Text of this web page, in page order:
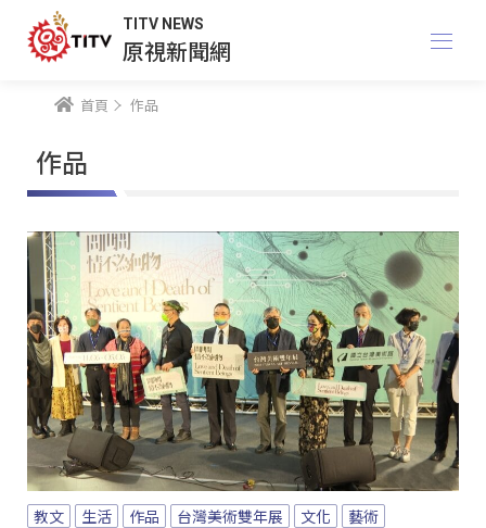
TITV NEWS
原視新聞網
首頁 作品
作品
教文 生活 作品 台灣美術雙年展 文化 藝術